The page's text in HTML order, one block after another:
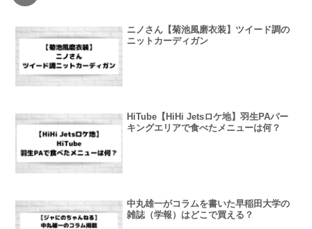
ニノさん【菊池風磨衣装】ツイード調の
ニットカーディガン
HiTube【HiHi Jetsロケ地】羽生PAパー
キングエリアで食べたメニューは何？
中丸雄一がコラムを書いた早稲田大学の
雑誌（学報）はどこで買える？